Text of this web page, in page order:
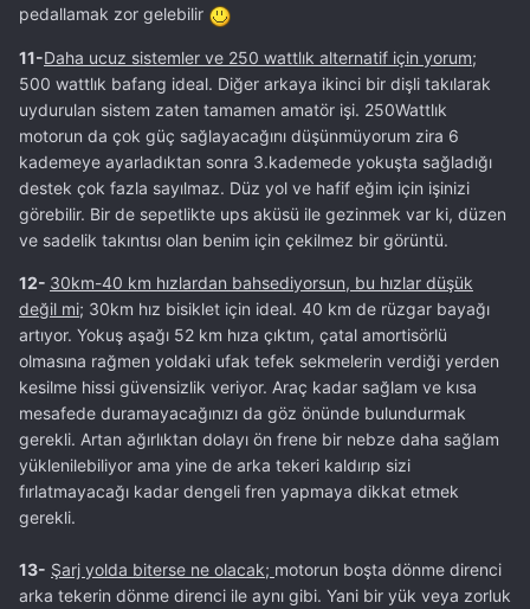
pedallamak zor gelebilir
11-Daha ucuz sistemler ve 250 wattlık alternatif için yorum;
500 wattlık bafang ideal. Diğer arkaya ikinci bir dişli takılarak
uydurulan sistem zaten tamamen amatör işi. 250Wattlık
motorun da çok güç sağlayacağını düşünmüyorum zira 6
kademeye ayarladıktan sonra 3.kademede yokuşta sağladığı
destek çok fazla sayılmaz. Düz yol ve hafif eğim için işinizi
görebilir. Bir de sepetlikte ups aküsü ile gezinmek var ki, düzen
ve sadelik takıntısı olan benim için çekilmez bir görüntü.
12- 30km-40 km hızlardan bahsediyorsun, bu hızlar düşük
değil mi; 30km hız bisiklet için ideal. 40 km de rüzgar bayağı
artıyor. Yokuş aşağı 52 km hıza çıktım, çatal amortisörlü
olmasına rağmen yoldaki ufak tefek sekmelerin verdiği yerden
kesilme hissi güvensizlik veriyor. Araç kadar sağlam ve kısa
mesafede duramayacağınızı da göz önünde bulundurmak
gerekli. Artan ağırlıktan dolayı ön frene bir nebze daha sağlam
yüklenilebiliyor ama yine de arka tekeri kaldırıp sizi
fırlatmayacağı kadar dengeli fren yapmaya dikkat etmek
gerekli.
13- Şarj yolda biterse ne olacak; motorun boşta dönme direnci
arka tekerin dönme direnci ile aynı gibi. Yani bir yük veya zorluk